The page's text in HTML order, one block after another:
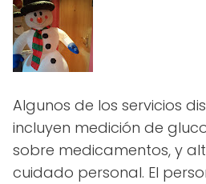
Algunos de los servicios
incluyen medición de
sobre medicamentos, y
cuidado personal. El